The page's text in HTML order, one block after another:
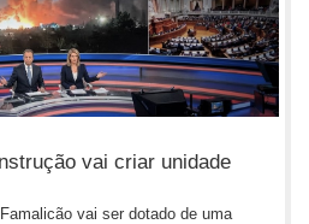
vai criar unidade
vai ser dotado de uma